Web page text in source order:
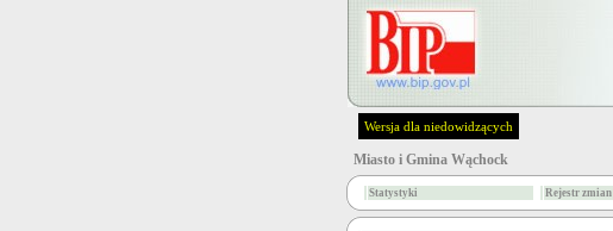
Wersja dla niedowidzących
Miasto i Gmina Wąchock
Statystyki Rejestr zmian